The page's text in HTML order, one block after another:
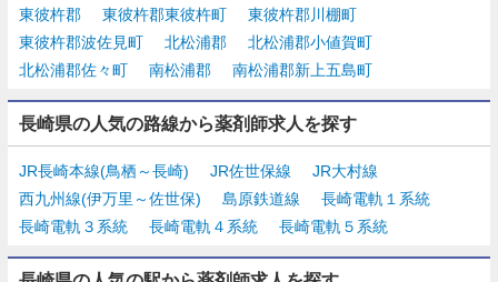
東彼杵郡
東彼杵郡東彼杵町
東彼杵郡川棚町
東彼杵郡波佐見町
北松浦郡
北松浦郡小値賀町
北松浦郡佐々町
南松浦郡 南松浦郡新上五島町
長崎県の人気の路線から薬剤師求人を探す
JR長崎本線(鳥栖～長崎) JR佐世保線
JR大村線
西九州線(伊万里～佐世保)
島原鉄道線
長崎電軌１系統
長崎電軌３系統
長崎電軌４系統 長崎電軌５系統